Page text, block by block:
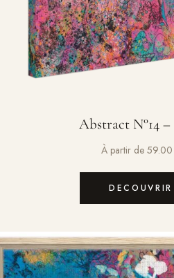
Abstract N°14
À partir de
DECOUVRIR